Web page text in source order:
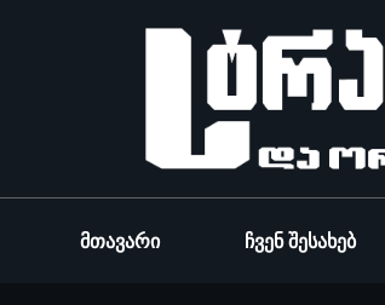
Მთავარი Ჩვენ Შესახებ